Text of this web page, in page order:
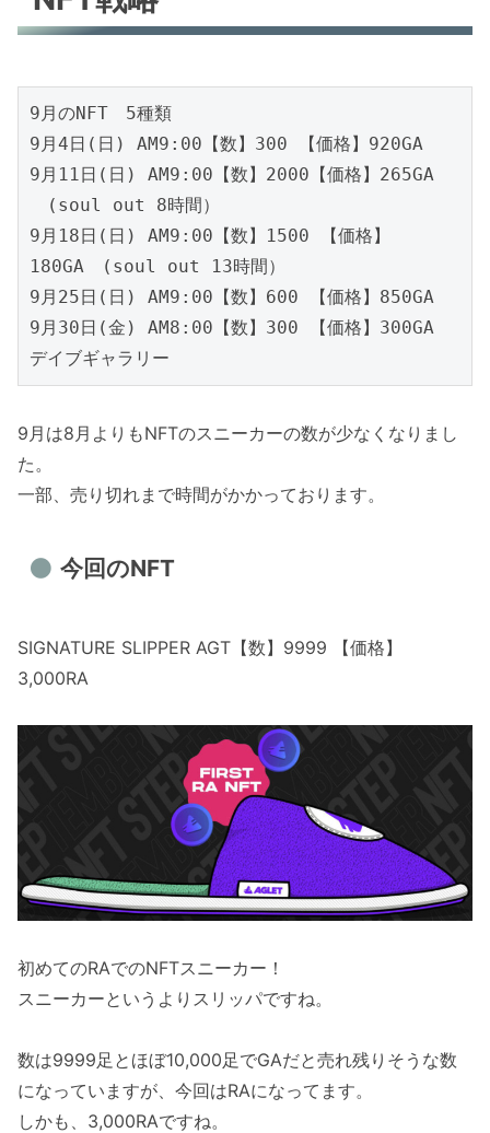
9月のNFT　5種類
9月4日(日) AM9:00【数】300 【価格】920GA
9月11日(日) AM9:00【数】2000【価格】265GA
(soul out 8時間）
9月18日(日) AM9:00【数】1500 【価格】
180GA　(soul out 13時間）
9月25日(日) AM9:00【数】600 【価格】850GA
9月30日(金) AM8:00【数】300 【価格】300GA
デイブギャラリー
9月は8月よりもNFTのスニーカーの数が少なくなりまし
た。
一部、売り切れまで時間がかかっております。
今回のNFT
SIGNATURE SLIPPER AGT【数】9999 【価格】
3,000RA
初めてのRAでのNFTスニーカー！
スニーカーというよりスリッパですね。
数は9999足とほぼ10,000足でGAだと売れ残りそうな数
になっていますが、今回はRAになってます。
しかも、3,000RAですね。